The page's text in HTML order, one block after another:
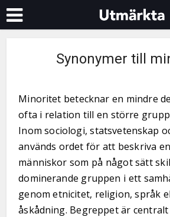
Synonymer till
Minoritet betecknar en mindre
ofta i relation till en större
Inom sociologi, statsvetenskap
används ordet för att beskriva
människor som på något sätt
dominerande gruppen i ett
genom etnicitet, religion, språk
åskådning. Begreppet är